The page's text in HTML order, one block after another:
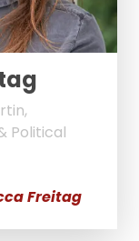
Political
Freitag